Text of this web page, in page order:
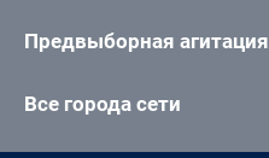
Предвыборная агитация
Все города сети